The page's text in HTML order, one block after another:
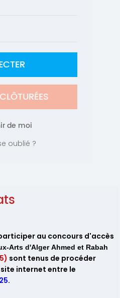
de moi
oublié ?
au concours d'accès
-Arts d'AlgerAhmed et Rabah
sont tenus de procéder
internet entre le
.